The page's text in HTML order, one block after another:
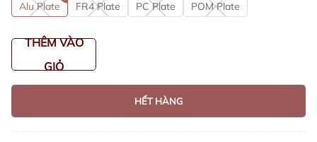
Alu Plate FR4 Plate PC Plate POM Plate
THÊM VÀO
GIỎ
HẾT HÀNG